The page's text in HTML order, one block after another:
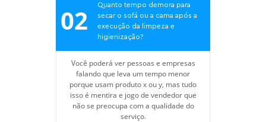
02
Quanto tempo demora para
secar o sofá ou a cama após a
execução da limpeza e
higienização?
Você poderá ver pessoas e empresas
falando que leva um tempo menor
porque usam produto x ou y, mas tudo
isso é mentira e jogo de vendedor que
não se preocupa com a qualidade do
serviço.